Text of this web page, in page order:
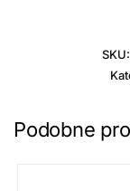
SKU:
Podobne